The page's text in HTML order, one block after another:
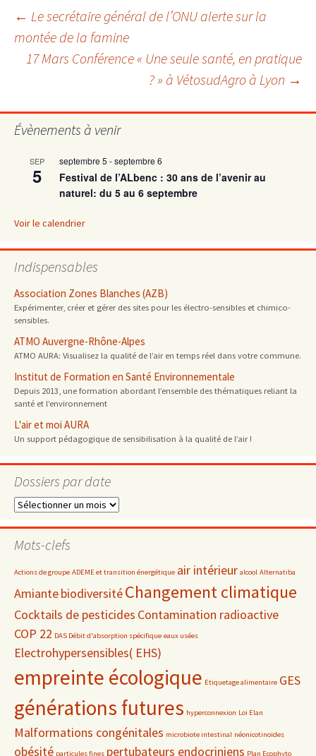
Navigation
des
articles
← Le secrétaire général de l’ONU alerte sur la
montée de la famine
17 Mars Conférence « Une seule santé, en pratique
? » à VétosudAgro à Lyon →
Évènements à venir
SEP
5
septembre 5 -septembre 6
Festival de l’ALbenc : 30 ans de l’avenir au
naturel: du 5 au 6 septembre
Voir le calendrier
Indispensables
Association Zones Blanches (AZB)
Expérimenter, créer et gérer des sites pour les électro-sensibles et chimico-
sensibles.
ATMO Auvergne-Rhône-Alpes
ATMO AURA: Visualisez la qualité de l’air en temps réel dans votre commune.
Institut de Formation en Santé Environnementale
Depuis 2013, une formation abordant l’ensemble des thématiques reliant la
santé et l’environnement
L'air et moi AURA
Un support pédagogique de sensibilisation à la qualité de l’air !
Dossiers par date
Dossiers
Mots-clefs
Actions de groupe ADEME et transition énergétique air intérieur alcool Alternatiba
AmiantebiodiversitéChangement climatique
Cocktails de pesticides Contamination radioactive
COP 22 DAS Débit d'absorption spécifique eaux usées
Electrohypersensibles( EHS)
empreinte écologique Etiquetage alimentaire GES
générations futures hyperconnexion Loi Elan
Malformations congénitales microbiote intestinal néonicotinoïdes
obésité particules fines pertubateurs endocriniens Plan Ecophyto